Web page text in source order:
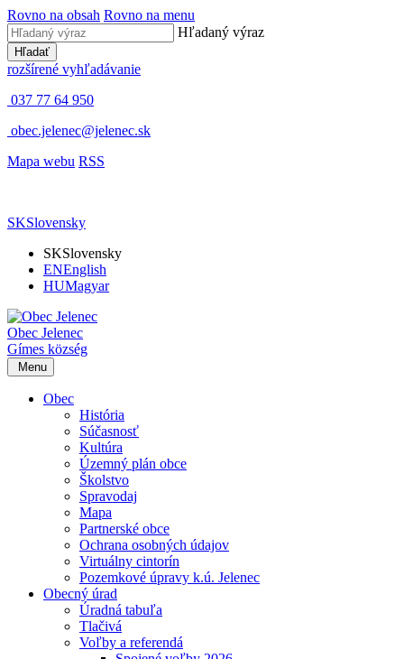
Rovno na obsah Rovno na menu
Hľadaný výraz
Hľadať
rozšírené vyhľadávanie
037 77 64 950
obec.jelenec@jelenec.sk
Mapa webu RSS
SKSlovensky
SKSlovensky
ENEnglish
HUMagyar
Obec Jelenec
Gímes község
Menu
Obec
História
Súčasnosť
Kultúra
Územný plán obce
Školstvo
Spravodaj
Mapa
Partnerské obce
Ochrana osobných údajov
Virtuálny cintorín
Pozemkové úpravy k.ú. Jelenec
Obecný úrad
Úradná tabuľa
Tlačivá
Voľby a referendá